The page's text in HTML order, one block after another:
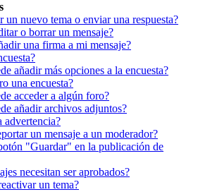
un nuevo tema o enviar una respuesta?
o borrar un mensaje?
una firma a mi mensaje?
añadir más opciones a la encuesta?
una encuesta?
acceder a algún foro?
añadir archivos adjuntos?
advertencia?
un mensaje a un moderador?
"Guardar" en la publicación de
necesitan ser aprobados?
un tema?